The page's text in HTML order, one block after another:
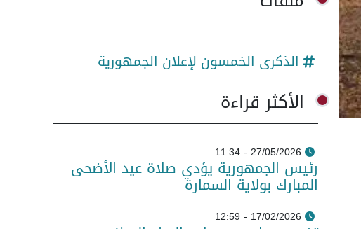
الذكرى الخمسون لإعلان الجمهورية
الأكثر قراءة
27/05/2026 - 11:34
رئيس الجمهورية يؤدي صلاة عيد الأضحى
المبارك بولاية السمارة
17/02/2026 - 12:59